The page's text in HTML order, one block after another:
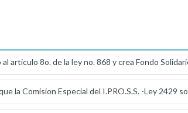
articulo 8o. de la ley no. 868 y crea Fondo
la Comision Especial del I.PRO.S.S. -Ley 2429